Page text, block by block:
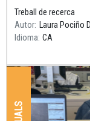
aceleradores de
Treball de recerca
Autor Laura Pociño
Idioma CA